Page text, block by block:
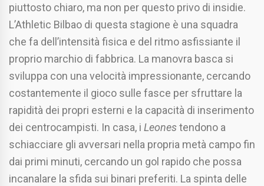
piuttosto chiaro, ma non per questo privo di insidie.
L’Athletic Bilbao di questa stagione è una squadra
che fa dell’intensità fisica e del ritmo asfissiante il
proprio marchio di fabbrica. La manovra basca si
sviluppa con una velocità impressionante, cercando
costantemente il gioco sulle fasce per sfruttare la
rapidità dei propri esterni e la capacità di inserimento
dei centrocampisti. In casa, i Leonestendono a
schiacciare gli avversari nella propria metà campo fin
dai primi minuti, cercando un gol rapido che possa
incanalare la sfida sui binari preferiti. La spinta delle